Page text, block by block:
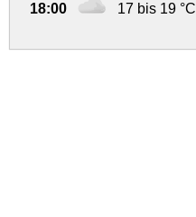
18:00 17 bis 19 °C